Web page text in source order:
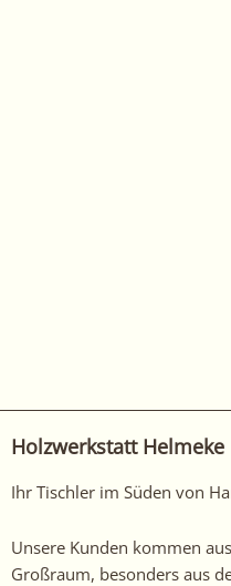
Holzwerkstatt Helmeke
Ihr Tischler im Süden von
Unsere Kunden kommen
Großraum, besonders aus